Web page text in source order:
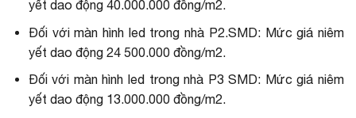
yết dao động 40.000.000 đồng/m2.
Đối với màn hình led trong nhà P2.SMD: Mức giá niêm
yết dao động 24 500.000 đồng/m2.
Đối với màn hình led trong nhà P3 SMD: Mức giá niêm
yết dao động 13.000.000 đồng/m2.